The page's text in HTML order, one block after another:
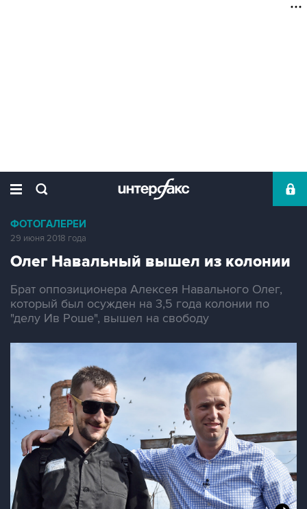
ФОТОГАЛЕРЕИ
29 июня 2018 года
Олег Навальный вышел из колонии
Брат оппозиционера Алексея Навального Олег,
который был осужден на 3,5 года колонии по
"делу Ив Роше", вышел на свободу